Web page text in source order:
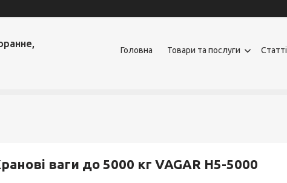
Головна Товари та послуги Статті
ваги до 5000 кг VAGAR Н5-5000